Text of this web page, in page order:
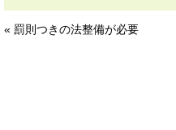
« 罰則つきの法整備が必要